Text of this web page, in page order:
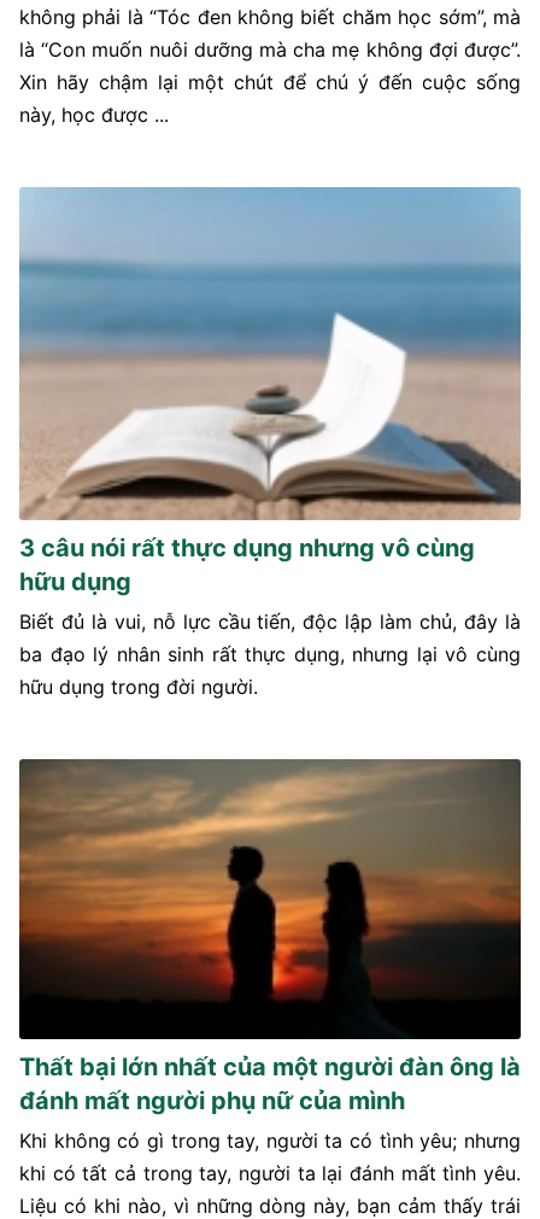
không phải là “Tóc đen không biết chăm học sớm”, mà
là “Con muốn nuôi dưỡng mà cha mẹ không đợi được”.
Xin hãy chậm lại một chút để chú ý đến cuộc sống
này, học được ...
3 câu nói rất thực dụng nhưng vô cùng
hữu dụng
Biết đủ là vui, nỗ lực cầu tiến, độc lập làm chủ, đây là
ba đạo lý nhân sinh rất thực dụng, nhưng lại vô cùng
hữu dụng trong đời người.
Thất bại lớn nhất của một người đàn ông là
đánh mất người phụ nữ của mình
Khi không có gì trong tay, người ta có tình yêu; nhưng
khi có tất cả trong tay, người ta lại đánh mất tình yêu.
Liệu có khi nào, vì những dòng này, bạn cảm thấy trái